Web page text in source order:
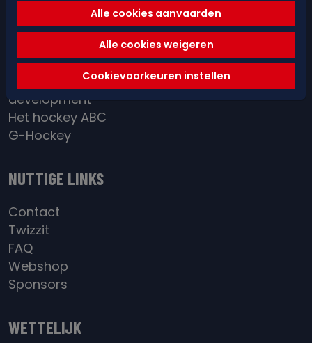
arbitrage
Red&Blue Academy
District / BeGold
development
Het hockey ABC
G-Hockey
NUTTIGE LINKS
Contact
Twizzit
FAQ
Webshop
Sponsors
WETTELIJK
Alle cookies aanvaarden
Alle cookies weigeren
Cookievoorkeuren instellen